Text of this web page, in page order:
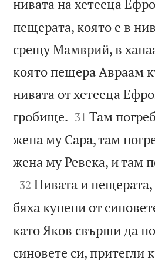
нивата на хетееца
пещерата, която е в
срещу Мамврий, в
която пещера Авраам
нивата от хетееца
гробище. 

31 Там
жена му Сара, там
жена му Ревека, и там

32 Нивата и пещерата,
бяха купени от
като Яков свърши да
синовете си, притегли